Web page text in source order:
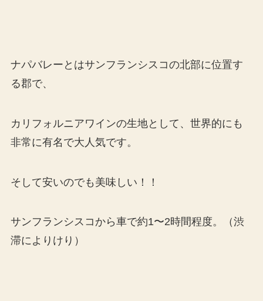
ナパバレーとはサンフランシスコの北部に位置す
る郡で、
カリフォルニアワインの生地として、世界的にも
非常に有名で大人気です。
そして安いのでも美味しい！！
サンフランシスコから車で約1〜2時間程度。（渋
滞によりけり）